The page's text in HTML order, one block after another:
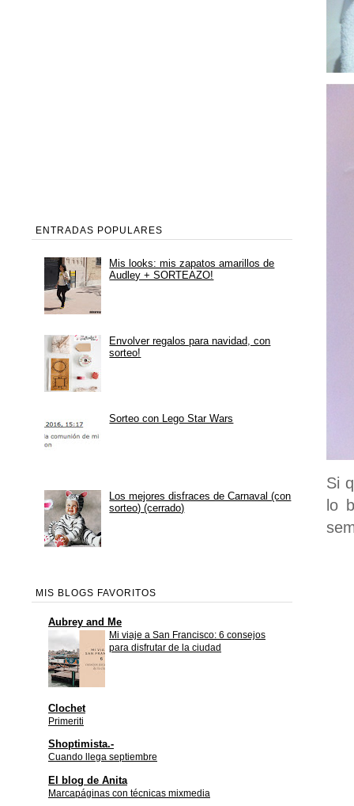
Si
lo
ENTRADAS POPULARES
Mis looks: mis zapatos amarillos de
Audley + SORTEAZO!
Envolver regalos para navidad, con
sorteo!
Sorteo con Lego Star Wars
Los mejores disfraces de Carnaval (con
sorteo) (cerrado)
MIS BLOGS FAVORITOS
Aubrey and Me
Mi viaje a San Francisco: 6 consejos
para disfrutar de la ciudad
Clochet
Primeriti
Shoptimista.-
Cuando llega septiembre
El blog de Anita
Marcapáginas con técnicas mixmedia